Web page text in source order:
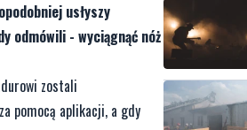
usłyszy
odmówili - wyciągnąć nóż
zostali
pomocą aplikacji, a gdy